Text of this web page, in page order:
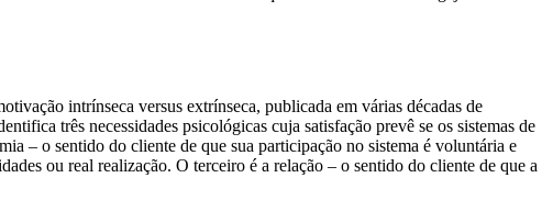
intrínseca versus extrínseca, publicada em várias décadas de
três necessidades psicológicas cuja satisfação prevê se os sistemas de
– o sentido do cliente de que sua participação no sistema é voluntária e
ou real realização. O terceiro é a relação – o sentido do cliente de que a